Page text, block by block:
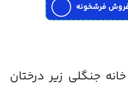
فرشخونه
جنگلی زیر درختان